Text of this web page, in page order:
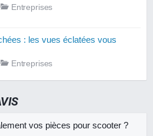
Entreprises
: les vues éclatées vous
Entreprises
vos pièces pour scooter ?